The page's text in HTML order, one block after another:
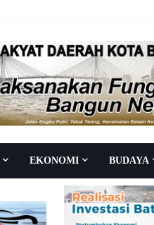
EKONOMI BUDAYA